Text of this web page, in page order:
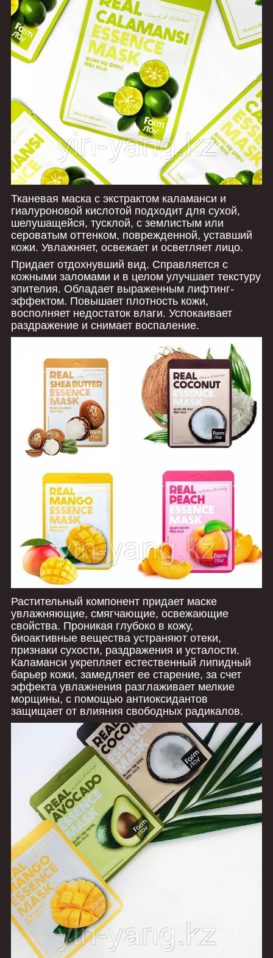
Тканевая маска с экстрактом каламанси и
гиалуроновой кислотой подходит для сухой,
шелушащейся, тусклой, с землистым или
сероватым оттенком, поврежденной, уставший
кожи. Увлажняет, освежает и осветляет лицо.
Придает отдохнувший вид. Справляется с
кожными заломами и в целом улучшает текстуру
эпителия. Обладает выраженным лифтинг-
эффектом. Повышает плотность кожи,
восполняет недостаток влаги. Успокаивает
раздражение и снимает воспаление.
Растительный компонент придает маске
увлажняющие, смягчающие, освежающие
свойства. Проникая глубоко в кожу,
биоактивные вещества устраняют отеки,
признаки сухости, раздражения и усталости.
Каламанси укрепляет естественный липидный
барьер кожи, замедляет ее старение, за счет
эффекта увлажнения разглаживает мелкие
морщины, с помощью антиоксидантов
защищает от влияния свободных радикалов.